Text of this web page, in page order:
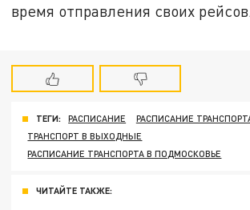
время отправления своих рейсов.
ТЕГИ: РАСПИСАНИЕ
РАСПИСАНИЕ
ТРАНСПОРТ В ВЫХОДНЫЕ
РАСПИСАНИЕ ТРАНСПОРТА В ПОДМОСКОВЬЕ
ЧИТАЙТЕ ТАКЖЕ: